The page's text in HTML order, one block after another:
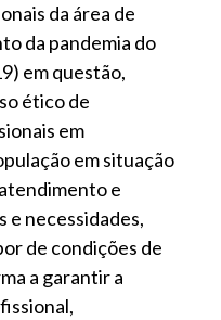
da área de
da pandemia do
em questão,
ético de
em
em situação
e
e necessidades,
de condições de
a garantir a